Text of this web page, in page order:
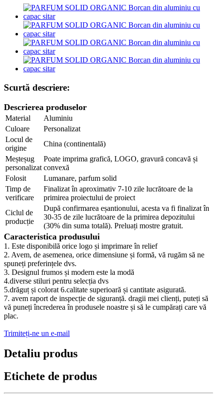
Scurtă descriere:
Descrierea produselor
Material
Aluminiu
Culoare
Personalizat
Locul de
origine
China (continentală)
Meșteșug
personalizat
Poate imprima grafică, LOGO, gravură concavă și
convexă
Folosit
Lumanare, parfum solid
Timp de
verificare
Finalizat în aproximativ 7-10 zile lucrătoare de la
primirea proiectului de proiect
Ciclul de
producție
După confirmarea eșantionului, acesta va fi finalizat în
30-35 de zile lucrătoare de la primirea depozitului
(30% din suma totală). Preluați mostre gratuit.
Caracteristica produsului
1. Este disponibilă orice logo și imprimare în relief
2. Avem, de asemenea, orice dimensiune și formă, vă rugăm să ne
spuneți preferințele dvs.
3. Designul frumos și modern este la modă
4.diverse stiluri pentru selecția dvs
5.drăguț și colorat 6.calitate superioară și cantitate asigurată.
7. avem raport de inspecție de siguranță. dragii mei clienți, puteți să
vă puneți încrederea în produsele noastre și să le cumpărați care vă
plac.
Trimiteți-ne un e-mail
Detaliu produs
Etichete de produs